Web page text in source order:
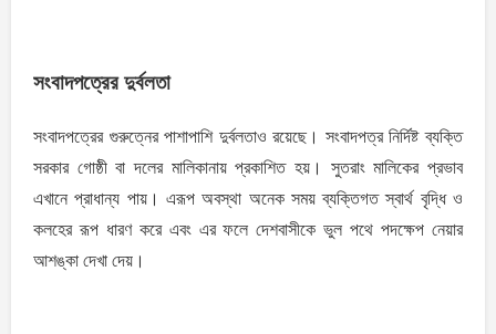
সংবাদপত্রের দুর্বলতা
সংবাদপত্রের গুরুত্নের পাশাপাশি দুর্বলতাও রয়েছে। সংবাদপত্র নির্দিষ্ট ব্যক্তি
সরকার গােষ্ঠী বা দলের মালিকানায় প্রকাশিত হয়। সুতরাং মালিকের প্রভাব
এখানে প্রাধান্য পায়। এরূপ অবস্থা অনেক সময় ব্যক্তিগত স্বার্থ বৃদ্ধি ও
কলহের রূপ ধারণ করে এবং এর ফলে দেশবাসীকে ভুল পথে পদক্ষেপ নেয়ার
আশঙ্কা দেখা দেয়।